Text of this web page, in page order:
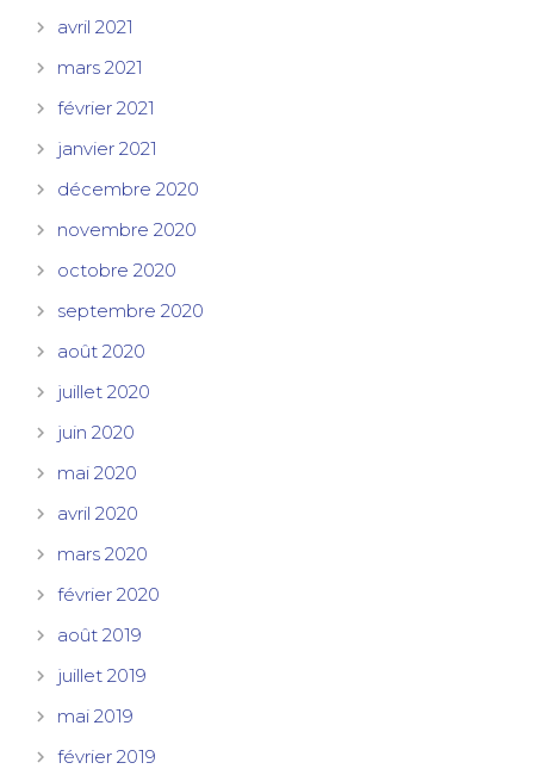
avril 2021
mars 2021
février 2021
janvier 2021
décembre 2020
novembre 2020
octobre 2020
septembre 2020
août 2020
juillet 2020
juin 2020
mai 2020
avril 2020
mars 2020
février 2020
août 2019
juillet 2019
mai 2019
février 2019